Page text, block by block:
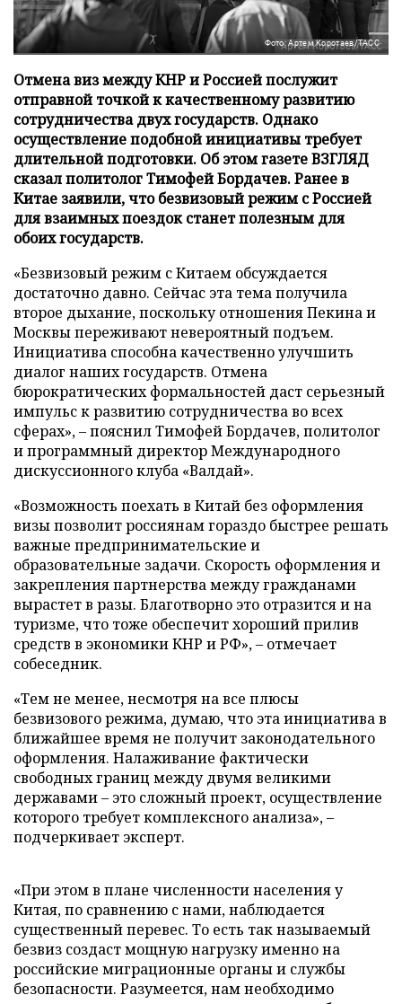
Фото: Артем Коротаев/ТАСС
Отмена виз между КНР и Россией послужит
отправной точкой к качественному развитию
сотрудничества двух государств. Однако
осуществление подобной инициативы требует
длительной подготовки. Об этом газете ВЗГЛЯД
сказал политолог Тимофей Бордачев. Ранее в
Китае заявили, что безвизовый режим с Россией
для взаимных поездок станет полезным для
обоих государств.
«Безвизовый режим с Китаем обсуждается
достаточно давно. Сейчас эта тема получила
второе дыхание, поскольку отношения Пекина и
Москвы переживают невероятный подъем.
Инициатива способна качественно улучшить
диалог наших государств. Отмена
бюрократических формальностей даст серьезный
импульс к развитию сотрудничества во всех
сферах», – пояснил Тимофей Бордачев, политолог
и программный директор Международного
дискуссионного клуба «Валдай».
«Возможность поехать в Китай без оформления
визы позволит россиянам гораздо быстрее решать
важные предпринимательские и
образовательные задачи. Скорость оформления и
закрепления партнерства между гражданами
вырастет в разы. Благотворно это отразится и на
туризме, что тоже обеспечит хороший прилив
средств в экономики КНР и РФ», – отмечает
собеседник.
«Тем не менее, несмотря на все плюсы
безвизового режима, думаю, что эта инициатива в
ближайшее время не получит законодательного
оформления. Налаживание фактически
свободных границ между двумя великими
державами – это сложный проект, осуществление
которого требует комплексного анализа», –
подчеркивает эксперт.
«При этом в плане численности населения у
Китая, по сравнению с нами, наблюдается
существенный перевес. То есть так называемый
безвиз создаст мощную нагрузку именно на
российские миграционные органы и службы
безопасности. Разумеется, нам необходимо